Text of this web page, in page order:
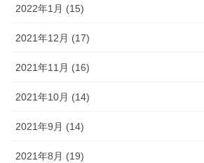
2022年1月 (15)
2021年12月 (17)
2021年11月 (16)
2021年10月 (14)
2021年9月 (14)
2021年8月 (19)